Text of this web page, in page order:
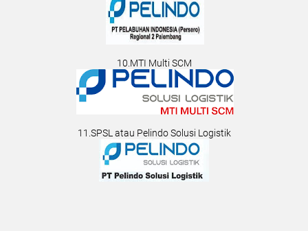
10.MTI Multi SCM
11.SPSL atau Pelindo Solusi Logistik